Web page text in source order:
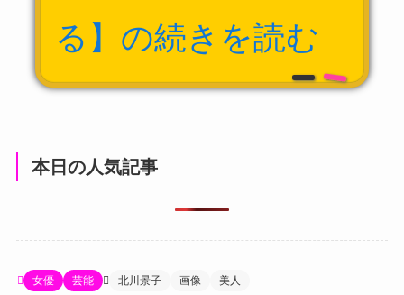
る】の続きを読む
本日の人気記事
女優 芸能 北川景子 画像 美人